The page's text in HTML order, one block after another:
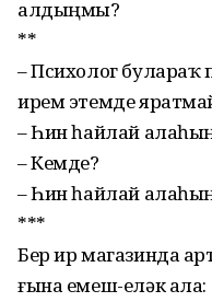
алдыңмы?
**
– Психолог булараҡ
ирем этемде
– Һин һайлай
– Кемде?
– Һин һайлай
***
Бер ир магазинда
ғына емеш-еләк ала: